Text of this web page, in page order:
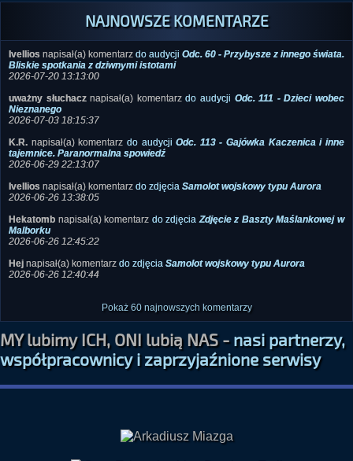
napisał(a) komentarzdo audycjiOdc. 60 - Przybysze z innego świata.
uważny słuchacz napisał(a) komentarz
Nieznanego
K.R.napisał(a) komentarz
tajemnice. Paranormalna spowiedź
Ivelliosnapisał(a) komentarzdo zdjęcia
2026-06-26 13:38:05
Hekatombnapisał(a) komentarzdo zdjęciaZdjęcie z Baszty Maślankowej w
Malborku
Hejnapisał(a) komentarz
2026-06-26 12:40:44
MY lubimy ICH, ONI lubią NAS -nasi partnerzy,
współpracownicy i zaprzyjaźnione serwisy